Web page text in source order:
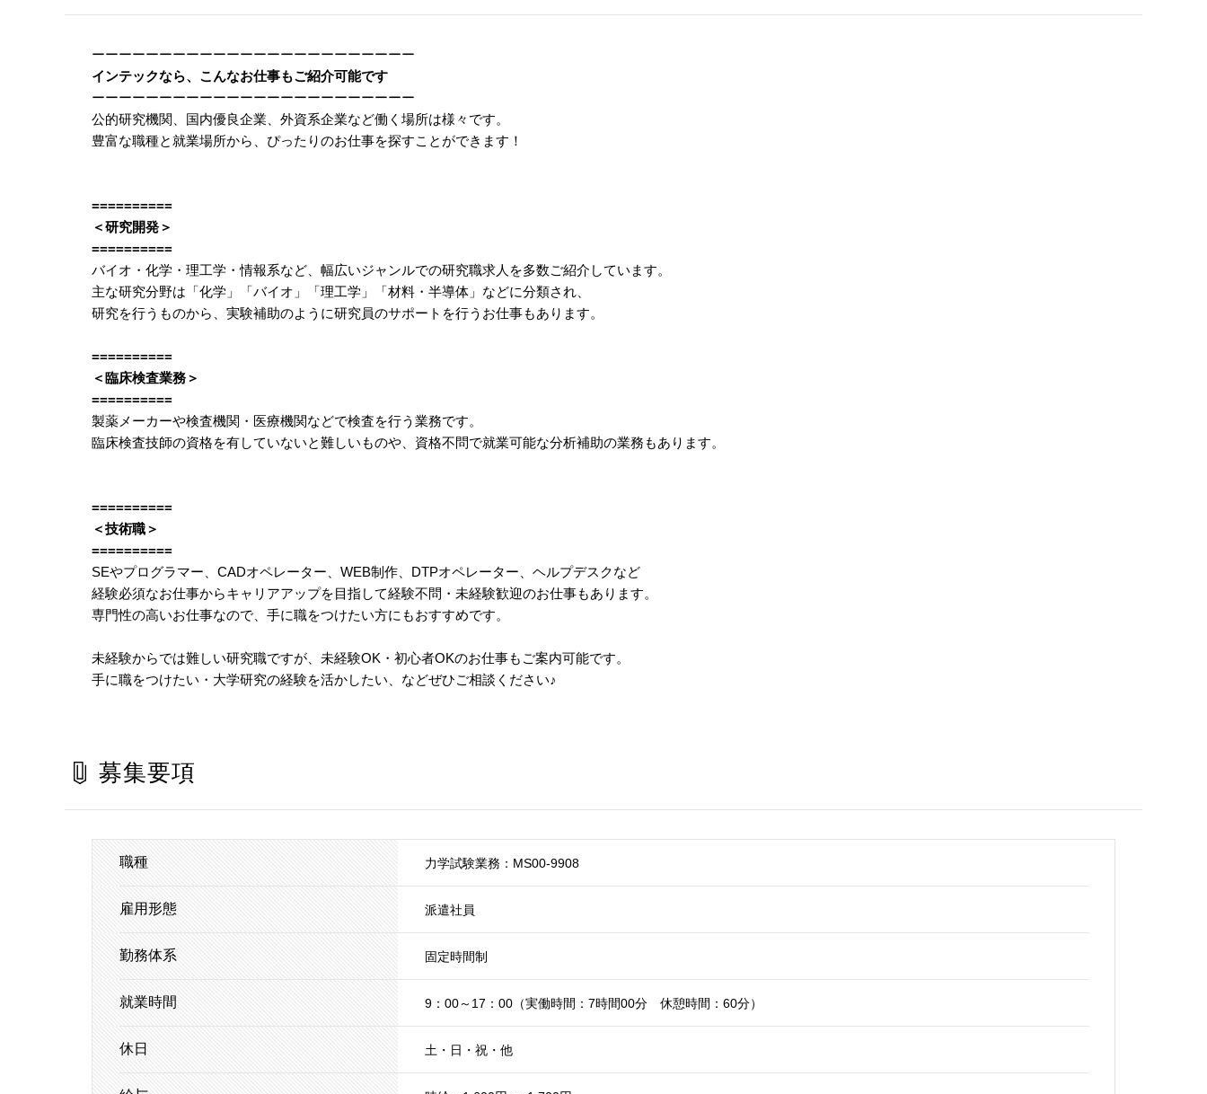
ーーーーーーーーーーーーーーーーーーーーーーーー
インテックなら、こんなお仕事もご紹介可能です
ーーーーーーーーーーーーーーーーーーーーーーーー
公的研究機関、国内優良企業、外資系企業など働く場所は様々です。
豊富な職種と就業場所から、ぴったりのお仕事を探すことができます！
==========
＜研究開発＞
==========
バイオ・化学・理工学・情報系など、幅広いジャンルでの研究職求人を多数ご紹介しています。
主な研究分野は「化学」「バイオ」「理工学」「材料・半導体」などに分類され、
研究を行うものから、実験補助のように研究員のサポートを行うお仕事もあります。
==========
＜臨床検査業務＞
==========
製薬メーカーや検査機関・医療機関などで検査を行う業務です。
臨床検査技師の資格を有していないと難しいものや、資格不問で就業可能な分析補助の業務もあります。
==========
＜技術職＞
==========
SEやプログラマー、CADオペレーター、WEB制作、DTPオペレーター、ヘルプデスクなど
経験必須なお仕事からキャリアアップを目指して経験不問・未経験歓迎のお仕事もあります。
専門性の高いお仕事なので、手に職をつけたい方にもおすすめです。
未経験からでは難しい研究職ですが、未経験OK・初心者OKのお仕事もご案内可能です。
手に職をつけたい・大学研究の経験を活かしたい、などぜひご相談ください♪
募集要項
職種 力学試験業務：MS00-9908
雇用形態 派遣社員
勤務体系 固定時間制
就業時間 9：00～17：00（実働時間：7時間00分 休憩時間：60分）
休日 土・日・祝・他